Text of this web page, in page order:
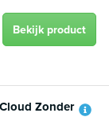
Bekijk product
Zonder